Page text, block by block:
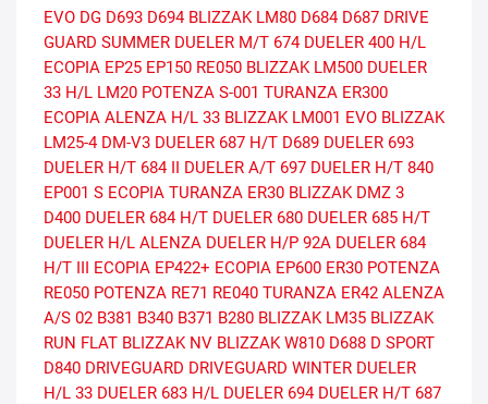
EVO DG D693 D694 BLIZZAK LM80 D684 D687 DRIVE
GUARD SUMMER DUELER M/T 674 DUELER 400 H/L
ECOPIA EP25 EP150 RE050 BLIZZAK LM500 DUELER
33 H/L LM20 POTENZA S-001 TURANZA ER300
ECOPIA ALENZA H/L 33 BLIZZAK LM001 EVO BLIZZAK
LM25-4 DM-V3 DUELER 687 H/T D689 DUELER 693
DUELER H/T 684 II DUELER A/T 697 DUELER H/T 840
EP001 S ECOPIA TURANZA ER30 BLIZZAK DMZ 3
D400 DUELER 684 H/T DUELER 680 DUELER 685 H/T
DUELER H/L ALENZA DUELER H/P 92A DUELER 684
H/T III ECOPIA EP422+ ECOPIA EP600 ER30 POTENZA
RE050 POTENZA RE71 RE040 TURANZA ER42 ALENZA
A/S 02 B381 B340 B371 B280 BLIZZAK LM35 BLIZZAK
RUN FLAT BLIZZAK NV BLIZZAK W810 D688 D SPORT
D840 DRIVEGUARD DRIVEGUARD WINTER DUELER
H/L 33 DUELER 683 H/L DUELER 694 DUELER H/T 687